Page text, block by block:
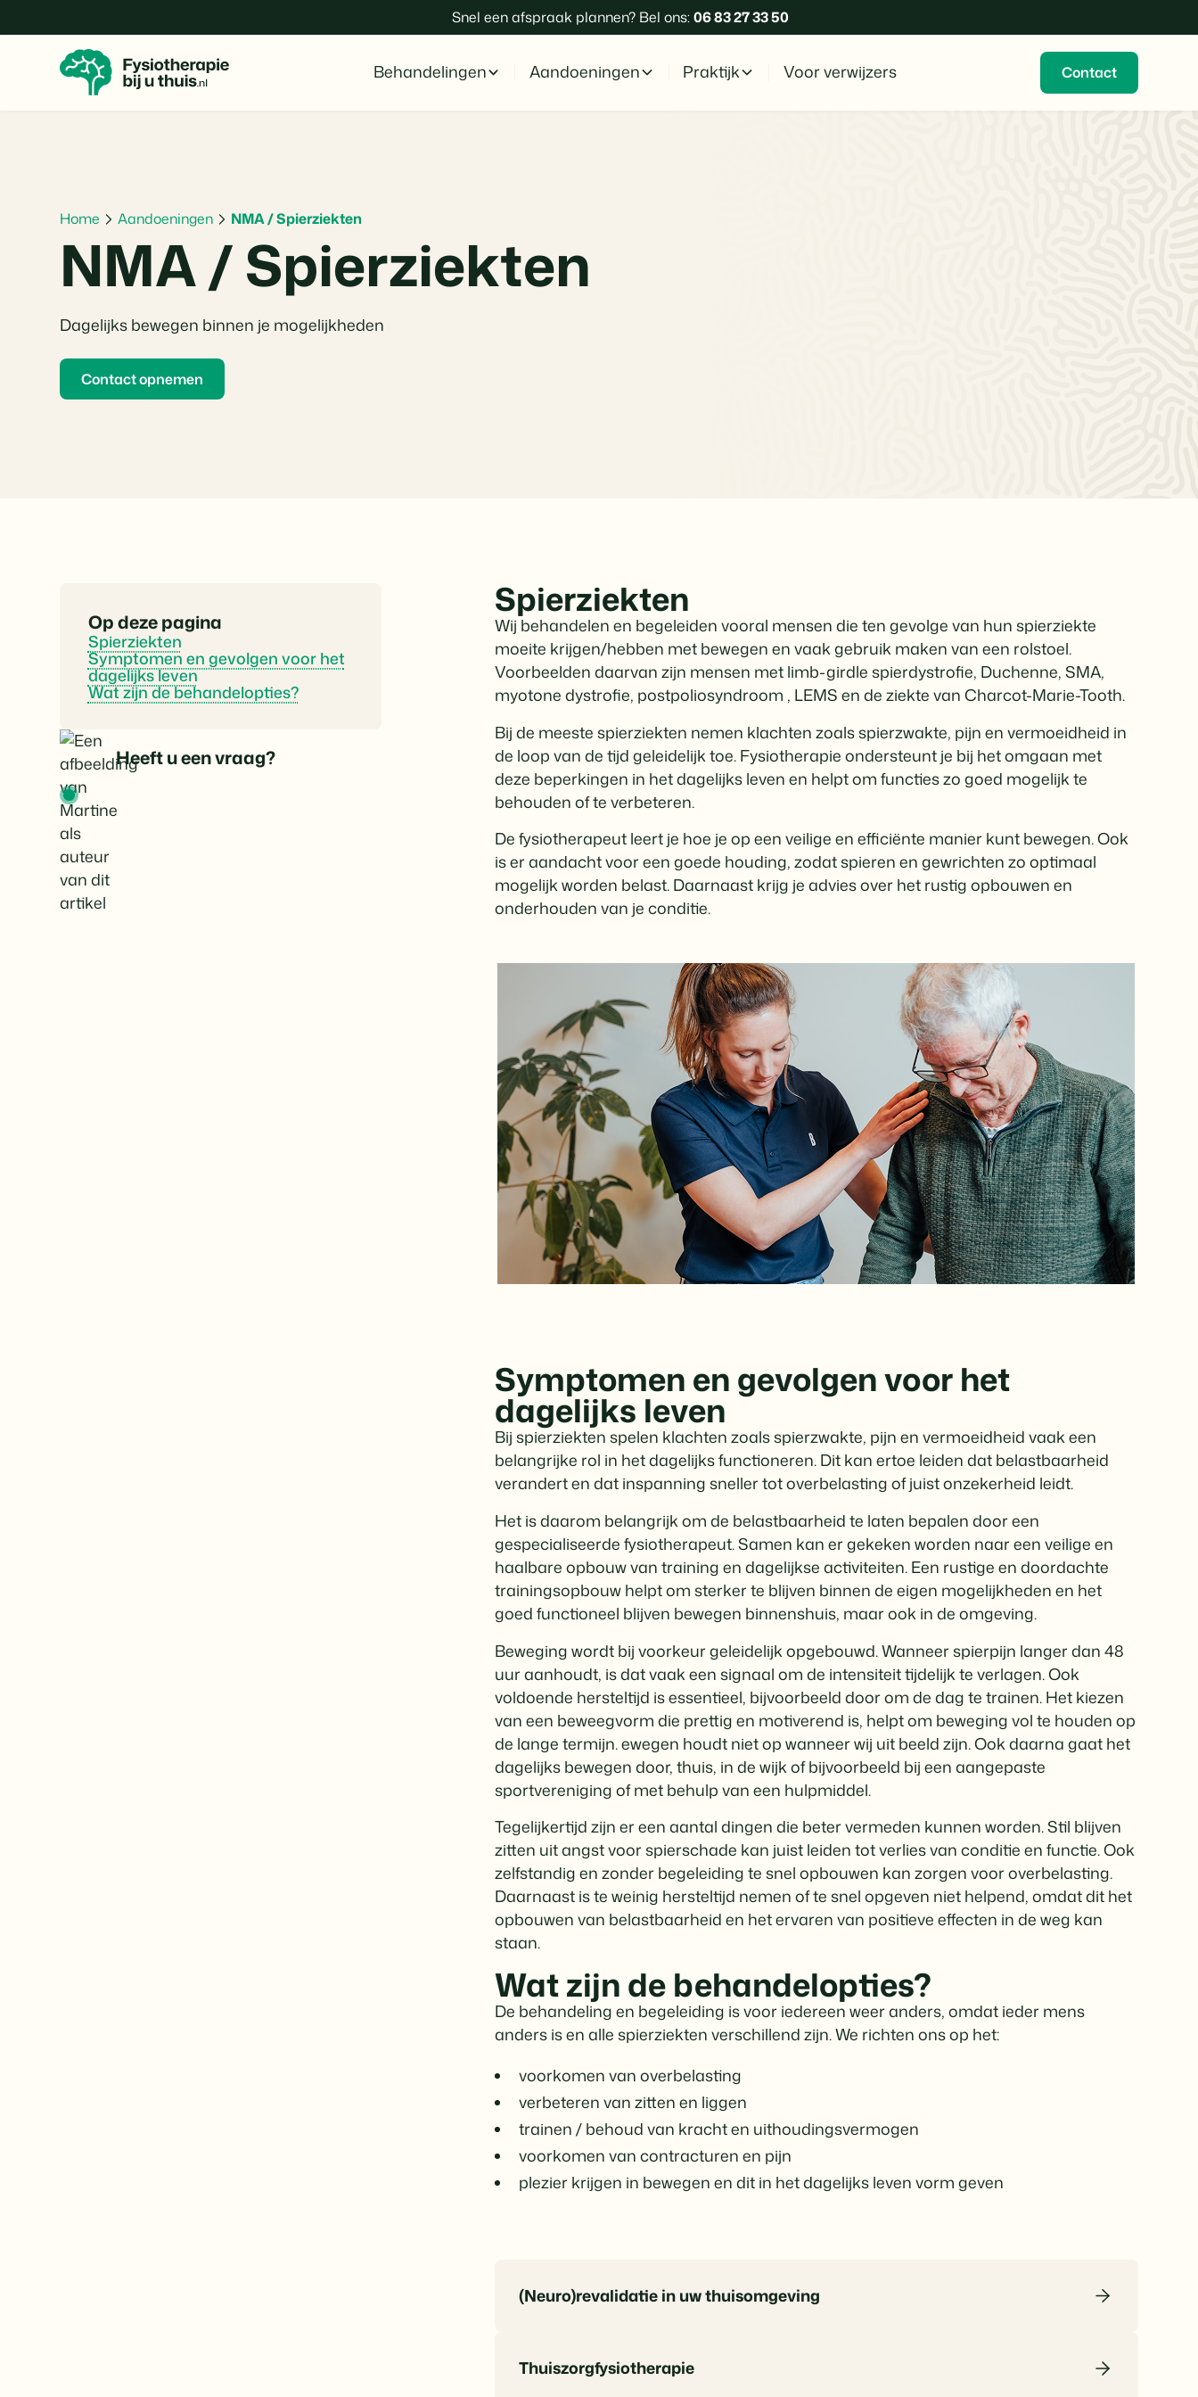
Snel een afspraak plannen? Bel ons:06 83 27 33 50
Behandelingen Aandoeningen Praktijk Voor verwijzers Contact
Home Aandoeningen NMA / Spierziekten
NMA / Spierziekten
Dagelijks bewegen binnen je mogelijkheden
Contact opnemen
Op deze pagina
Spierziekten
Symptomen en gevolgen voor het
dagelijks leven
Wat zijn de behandelopties?
Heeft u een vraag?
Spierziekten
Wij behandelen en begeleiden vooral mensen die ten gevolge van hun spierziekte
moeite krijgen/hebben met bewegen en vaak gebruik maken van een rolstoel.
Voorbeelden daarvan zijn mensen met limb-girdle spierdystrofie, Duchenne, SMA,
myotone dystrofie, postpoliosyndroom , LEMS en de ziekte van Charcot-Marie-Tooth.
Bij de meeste spierziekten nemen klachten zoals spierzwakte, pijn en vermoeidheid in
de loop van de tijd geleidelijk toe. Fysiotherapie ondersteunt je bij het omgaan met
deze beperkingen in het dagelijks leven en helpt om functies zo goed mogelijk te
behouden of te verbeteren.
De fysiotherapeut leert je hoe je op een veilige en efficiënte manier kunt bewegen. Ook
is er aandacht voor een goede houding, zodat spieren en gewrichten zo optimaal
mogelijk worden belast. Daarnaast krijg je advies over het rustig opbouwen en
onderhouden van je conditie.
Symptomen en gevolgen voor het
dagelijks leven
Bij spierziekten spelen klachten zoals spierzwakte, pijn en vermoeidheid vaak een
belangrijke rol in het dagelijks functioneren. Dit kan ertoe leiden dat belastbaarheid
verandert en dat inspanning sneller tot overbelasting of juist onzekerheid leidt.
Het is daarom belangrijk om de belastbaarheid te laten bepalen door een
gespecialiseerde fysiotherapeut. Samen kan er gekeken worden naar een veilige en
haalbare opbouw van training en dagelijkse activiteiten. Een rustige en doordachte
trainingsopbouw helpt om sterker te blijven binnen de eigen mogelijkheden en het
goed functioneel blijven bewegen binnenshuis, maar ook in de omgeving.
Beweging wordt bij voorkeur geleidelijk opgebouwd. Wanneer spierpijn langer dan 48
uur aanhoudt, is dat vaak een signaal om de intensiteit tijdelijk te verlagen. Ook
voldoende hersteltijd is essentieel, bijvoorbeeld door om de dag te trainen. Het kiezen
van een beweegvorm die prettig en motiverend is, helpt om beweging vol te houden op
de lange termijn. ewegen houdt niet op wanneer wij uit beeld zijn. Ook daarna gaat het
dagelijks bewegen door, thuis, in de wijk of bijvoorbeeld bij een aangepaste
sportvereniging of met behulp van een hulpmiddel.
Tegelijkertijd zijn er een aantal dingen die beter vermeden kunnen worden. Stil blijven
zitten uit angst voor spierschade kan juist leiden tot verlies van conditie en functie. Ook
zelfstandig en zonder begeleiding te snel opbouwen kan zorgen voor overbelasting.
Daarnaast is te weinig hersteltijd nemen of te snel opgeven niet helpend, omdat dit het
opbouwen van belastbaarheid en het ervaren van positieve effecten in de weg kan
staan.
Wat zijn de behandelopties?
De behandeling en begeleiding is voor iedereen weer anders, omdat ieder mens
anders is en alle spierziekten verschillend zijn. We richten ons op het:
voorkomen van overbelasting
verbeteren van zitten en liggen
trainen / behoud van kracht en uithoudingsvermogen
voorkomen van contracturen en pijn
plezier krijgen in bewegen en dit in het dagelijks leven vorm geven
(Neuro)revalidatie in uw thuisomgeving
Thuiszorgfysiotherapie